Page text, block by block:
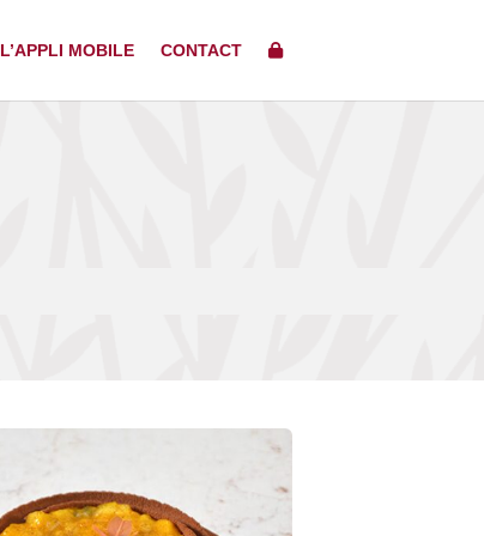
L’APPLI MOBILE CONTACT